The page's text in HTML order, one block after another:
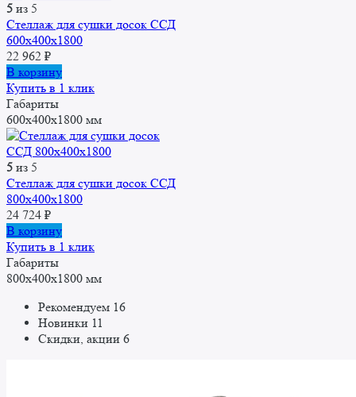
5 из 5
Стеллаж для сушки досок ССД
600x400x1800
22 962 ₽
В корзину
Купить в 1 клик
Габариты
600x400x1800 мм
5 из 5
Стеллаж для сушки досок ССД
800x400x1800
24 724 ₽
В корзину
Купить в 1 клик
Габариты
800x400x1800 мм
Рекомендуем 16
Новинки 11
Скидки, акции 6